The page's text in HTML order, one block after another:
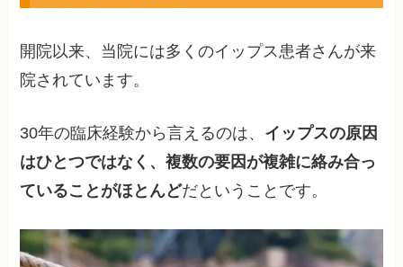
開院以来、当院には多くのイップス患者さんが来
院されています。
30年の臨床経験から言えるのは、 イップスの原因
はひとつではなく、複数の要因が複雑に絡み合っ
ていることがほとんどだということです。